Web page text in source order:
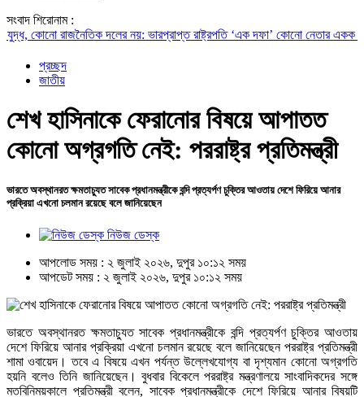
সংবাদ শিরোনাম :
রাজনৈতিক দলের নয়: ভারপ্রাপ্ত রাষ্ট্রপতি‘এক দফা’ কোনো নেতার একক ঘোষণা
প্রচ্ছদ
জাতীয়
শেখ হাসিনাকে ফেরানোর বিষয়ে আপাতত
কোনো অগ্রগতি নেই: পররাষ্ট্র প্রতিমন্ত্রী
ভারতে অবস্থানরত ক্ষমতাচ্যুত সাবেক প্রধানমন্ত্রীকে বন্দি প্রত্যর্পণ চুক্তির আওতায় দেশে ফিরিয়ে আনার
প্রক্রিয়া এখনো চলমান রয়েছে বলে জানিয়েছেন
নিউজ ডেস্ক
আপলোড সময় : ২ জুলাই ২০২৬, দুপুর ১০:১২ সময়
আপডেট সময় : ২ জুলাই ২০২৬, দুপুর ১০:১২ সময়
ভারতে অবস্থানরত ক্ষমতাচ্যুত সাবেক প্রধানমন্ত্রীকে বন্দি প্রত্যর্পণ চুক্তির আওতায়
দেশে ফিরিয়ে আনার প্রক্রিয়া এখনো চলমান রয়েছে বলে জানিয়েছেন পররাষ্ট্র প্রতিমন্ত্রী
শামা ওবায়েদ। তবে এ বিষয়ে এখন পর্যন্ত উল্লেখযোগ্য বা দৃশ্যমান কোনো অগ্রগতি
হয়নি বলেও তিনি জানিয়েছেন। বুধবার বিকেলে পররাষ্ট্র মন্ত্রণালয়ে সাংবাদিকদের সঙ্গে
মতবিনিময়কালে প্রতিমন্ত্রী বলেন, সাবেক প্রধানমন্ত্রীকে দেশে ফিরিয়ে আনার বিষয়টি